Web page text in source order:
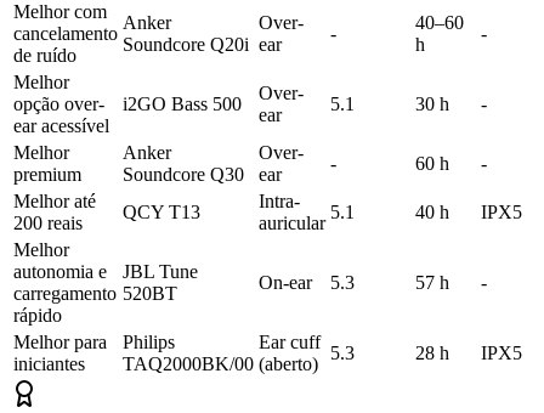
Melhor com
cancelamento
de ruído
Anker
Soundcore Q20i
Over-
ear
-
40–60
h
-
Melhor
opção over-
ear acessível
i2GO Bass 500
Over-
ear
5.1 30 h -
Melhor
premium
Anker
Soundcore Q30
Over-
ear
- 60 h
-
Melhor até
200 reais
QCY T13
Intra-
auricular
5.1 40 h
IPX5
Melhor
autonomia e
carregamento
rápido
JBL Tune
520BT
On-ear 5.3 57 h -
Melhor para
iniciantes
Philips
TAQ2000BK/00
Ear cuff
(aberto)
5.3 28 h IPX5